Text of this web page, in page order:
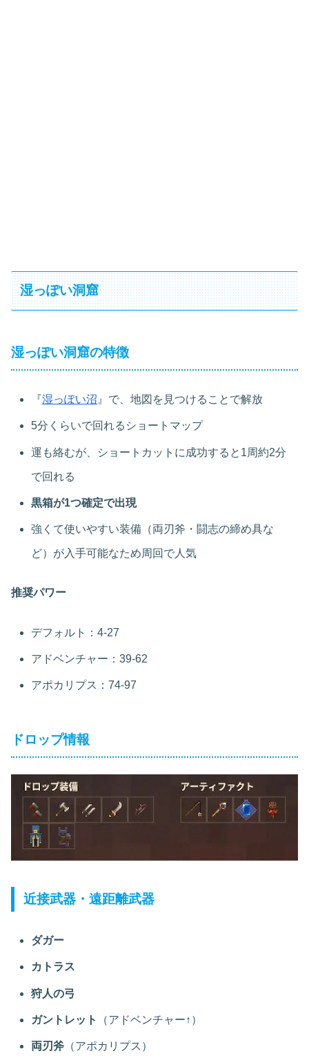
湿っぽい洞窟
湿っぽい洞窟の特徴
『湿っぽい沼 』で、地図を見つけることで解放
5分くらいで回れるショートマップ
運も絡むが、ショートカットに成功すると1周約2分
で回れる
黒箱が1つ確定で出現
強くて使いやすい装備（両刃斧・闘志の締め具な
ど）が入手可能なため周回で人気
推奨パワー
デフォルト：4-27
アドベンチャー：39-62
アポカリプス：74-97
ドロップ情報
近接武器・遠距離武器
ダガー
カトラス
狩人の弓
ガントレット （アドベンチャー↑）
両刃斧 （アポカリプス）